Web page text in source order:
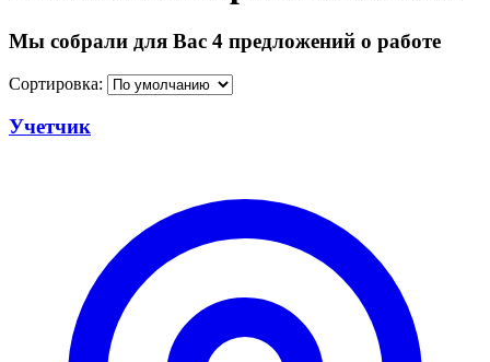
Мы собрали для Вас 4 предложений о работе
Сортировка:
Учетчик